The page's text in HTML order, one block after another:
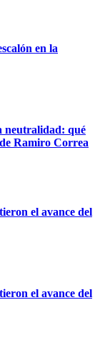
en la
neutralidad: qué
Ramiro Correa
el avance del
el avance del